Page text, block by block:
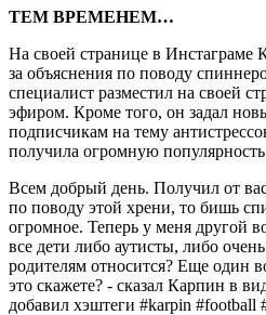
ТЕМ ВРЕМЕНЕМ…
На своей странице в Инстаграме
за объяснения по поводу
специалист разместил на своей
эфиром. Кроме того, он задал
подписчикам на тему
получила огромную
Всем добрый день. Получил от
по поводу этой хрени, то бишь
огромное. Теперь у меня другой
все дети либо аутисты, либо
родителям относится? Еще один
это скажете? - сказал Карпин в
добавил хэштеги #karpin #football